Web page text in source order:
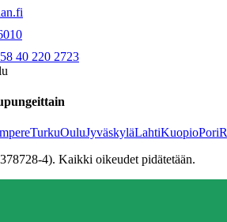
40 220 2723
TurkuOuluJyväskyläLahtiKuopioPori
4). Kaikki oikeudet pidätetään.